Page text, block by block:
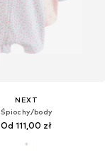
NEXT
Śpiochy/body
Od 111,00 zł